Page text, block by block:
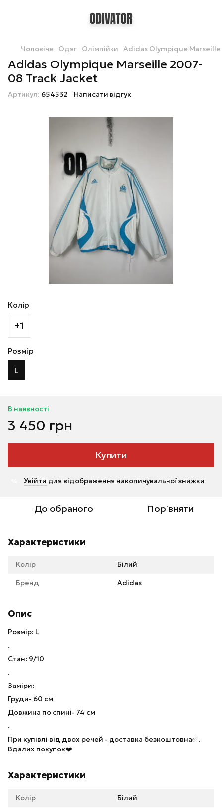
Чоловіче Одяг Олімпійки Adidas Olympique
Adidas Olympique Marseille 2007-
08 Track Jacket
Артикул: 654532 Написати відгук
Колір
+1
Розмір
L
В наявності
3 450 грн
Купити
Увійти для відображення накопичувальної знижки
До обраного Порівняти
Характеристики
Колір Білий
Бренд Adidas
Опис
Розмір: L
.
Стан: 9/10
.
Заміри:
Груди- 60 см
Довжина по спині- 74 см
.
При купівлі від двох речей - доставка безкоштовна✅.
Вдалих покупок❤️
Характеристики
Колір Білий